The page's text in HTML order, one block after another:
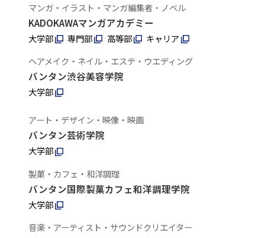
マンガ・イラスト・マンガ編集者・ノベル
KADOKAWAマンガアカデミー
大学部 専門部 高等部
キャリア
ヘアメイク・ネイル・エステ・ウエディング
バンタン渋谷美容学院
大学部
アート・デザイン・映像・映画
バンタン芸術学院
大学部
製菓・カフェ・和洋調理
バンタン国際製菓カフェ和洋調理学院
大学部
音楽・アーティスト・サウンドクリエイター